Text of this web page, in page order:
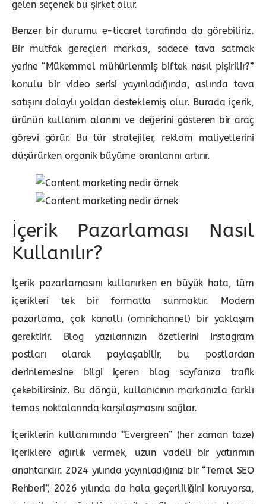
gelen seçenek bu şirket olur.
Benzer bir durumu e-ticaret tarafında da görebiliriz.
Bir mutfak gereçleri markası, sadece tava satmak
yerine “Mükemmel mühürlenmiş biftek nasıl pişirilir?”
konulu bir video serisi yayınladığında, aslında tava
satışını dolaylı yoldan desteklemiş olur. Burada içerik,
ürünün kullanım alanını ve değerini gösteren bir araç
görevi görür. Bu tür stratejiler, reklam maliyetlerini
düşürürken organik büyüme oranlarını artırır.
İçerik Pazarlaması Nasıl
Kullanılır?
İçerik pazarlamasını kullanırken en büyük hata, tüm
içerikleri tek bir formatta sunmaktır. Modern
pazarlama, çok kanallı (omnichannel) bir yaklaşım
gerektirir. Blog yazılarınızın özetlerini Instagram
postları olarak paylaşabilir, bu postlardan
derinlemesine bilgi içeren blog sayfanıza trafik
çekebilirsiniz. Bu döngü, kullanıcının markanızla farklı
temas noktalarında karşılaşmasını sağlar.
İçeriklerin kullanımında “Evergreen” (her zaman taze)
içeriklere ağırlık vermek, uzun vadeli bir yatırımın
anahtarıdır. 2024 yılında yayınladığınız bir “Temel SEO
Rehberi”, 2026 yılında da hala geçerliliğini koruyorsa,